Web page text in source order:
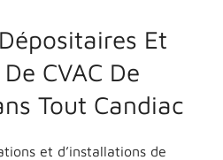
Et
CVAC De
Tout Candiac
et d’installations de